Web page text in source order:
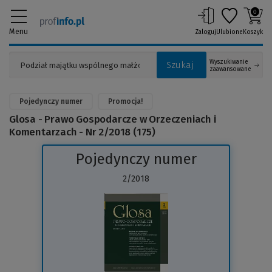
Menu
Szukaj
Wyszukiwanie
zaawansowane
ZalogujUlubione
0
Koszyk
Pojedynczy numer Promocja!
Glosa - Prawo Gospodarcze w Orzeczeniach i
Komentarzach - Nr 2/2018 (175)
Pojedynczy numer
2/2018
do